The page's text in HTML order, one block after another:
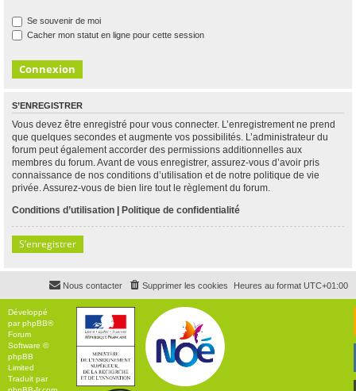
Se souvenir de moi
Cacher mon statut en ligne pour cette session
S’ENREGISTRER
Vous devez être enregistré pour vous connecter. L’enregistrement ne prend
que quelques secondes et augmente vos possibilités. L’administrateur du
forum peut également accorder des permissions additionnelles aux
membres du forum. Avant de vous enregistrer, assurez-vous d’avoir pris
connaissance de nos conditions d’utilisation et de notre politique de vie
privée. Assurez-vous de bien lire tout le règlement du forum.
Conditions d’utilisation | Politique de confidentialité
S’enregistrer
Heures au format UTC+01:00
Supprimer les cookies
Nous contacter
Développé
parphpBB®
Forum
Software ©
phpBB
Limited
Traduit par